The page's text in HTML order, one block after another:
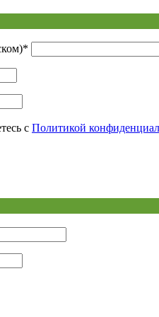
*
с Политикой